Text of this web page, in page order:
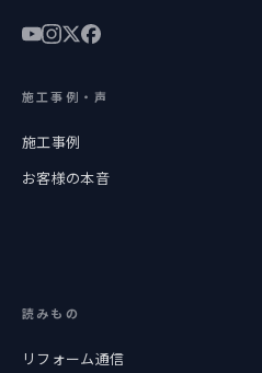
施工事例・声
施工事例
お客様の本音
読みもの
リフォーム通信